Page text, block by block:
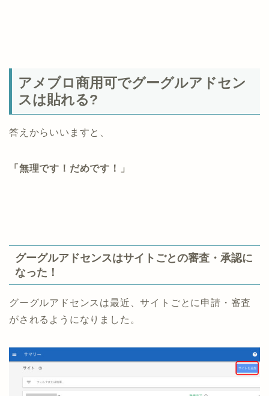
アメブロ商用可でグーグルアドセン
スは貼れる?
答えからいいますと、
「無理です！だめです！」
グーグルアドセンスはサイトごとの審査・承認に
なった！
グーグルアドセンスは最近、サイトごとに申請・審査
がされるようになりました。